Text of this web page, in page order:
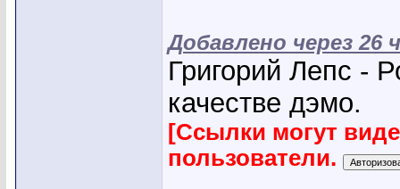
Добавлено через 26
Григорий Лепс -
качестве дэмо.
[Ссылки могут
пользователи.